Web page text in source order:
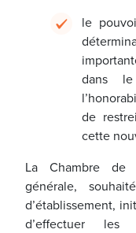
le
dans
de
cette
La Chambre de
générale,
d’établissement,
d’effectuer les